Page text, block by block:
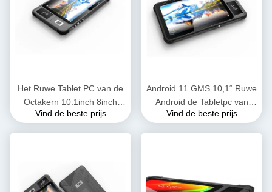
Het Ruwe Tablet PC van de
Octakern 10.1inch 8inch
4GB 64GB LTE 4G met de
Vind de beste prijs
Android 11 GMS 10,1“ Ruwe
Android de Tabletpc van
RAM4GB ROM64GB met
Vind de beste prijs